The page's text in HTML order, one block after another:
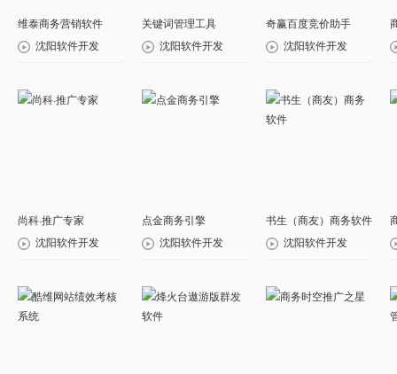
维泰商务营销软件
沈阳软件开发
关键词管理工具
沈阳软件开发
奇赢百度竞价助手
沈阳软件开发
尚科·推广专家
沈阳软件开发
点金商务引擎
沈阳软件开发
书生（商友）商务软件
沈阳软件开发